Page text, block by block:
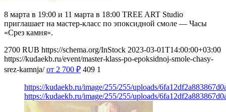
8 марта в 19:00 и 11 марта в 18:00 TREE ART Studio
приглашает на мастер-класс по эпоксидной смоле — Часы
«Срез камня».
2700 RUB https://schema.org/InStock 2023-03-01T14:00:00+03:00
https://kudaekb.ru/event/master-klass-po-epoksidnoj-smole-chasy-
srez-kamnja/ от 2 700 ₽ 409 1
https://kudaekb.ru/image/255/255/uploads/
https://kudaekb.ru/image/255/255/uploads/